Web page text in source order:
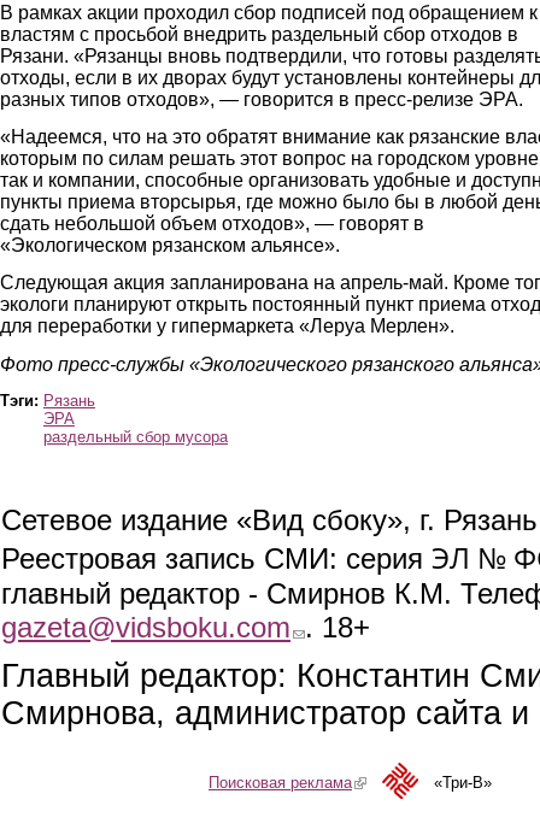
В рамках акции проходил сбор подписей под обращением к
властям с просьбой внедрить раздельный сбор отходов в
Рязани. «Рязанцы вновь подтвердили, что готовы
отходы, если в их дворах будут установлены контейнеры
разных типов отходов», — говорится в пресс-релизе ЭРА.
«Надеемся, что на это обратят внимание как рязанские
которым по силам решать этот вопрос на городском
так и компании, способные организовать удобные и
пункты приема вторсырья, где можно было бы в любой
сдать небольшой объем отходов», — говорят в
«Экологическом рязанском альянсе».
Следующая акция запланирована на апрель-май. Кроме
экологи планируют открыть постоянный пункт приема
для переработки у гипермаркета «Леруа Мерлен».
Фото пресс-службы «Экологического рязанского
Тэги: Рязань
ЭРА
раздельный сбор мусора
Сетевое издание «Вид сбоку», г.
Реестровая запись СМИ: серия ЭЛ №
главный редактор - Смирнов К.М.
gazeta@vidsboku.com (link sends e-mail)
. 18+
Главный редактор: Константин
Смирнова, администратор сайта
Поисковая реклама(link is external)«Три-В»